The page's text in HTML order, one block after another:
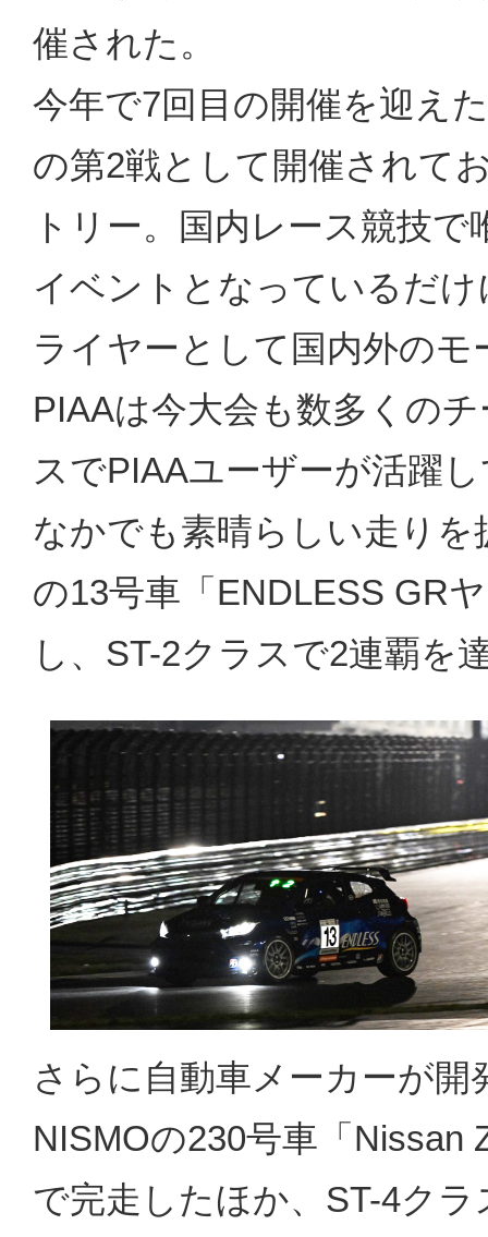
催された。
今年で7回目の開催を迎え
の第2戦として開催されて
トリー。国内レース競技
イベントとなっているだ
ライヤーとして国内外の
PIAAは今大会も数多くの
スでPIAAユーザーが活躍
なかでも素晴らしい走り
の13号車「ENDLESS GR
し、ST-2クラスで2連覇を
さらに自動車メーカーが
NISMOの230号車「Nissan
で完走したほか、ST-4ク